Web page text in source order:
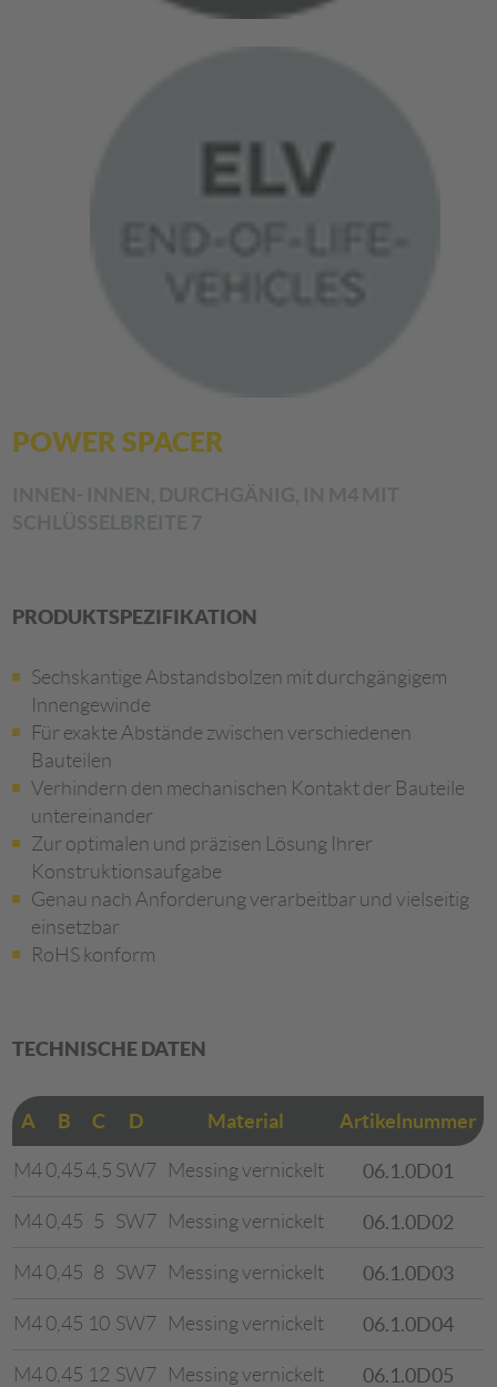
POWER SPACER
PRODUKTSPEZIFIKATION
Sechskantige Abstandsbolzen mit durchgängigem
Innengewinde
Für exakte Abstände zwischen verschiedenen
Bauteilen
Verhindern den mechanischen Kontakt der Bauteile
untereinander
Zur optimalen und präzisen Lösung Ihrer
Konstruktionsaufgabe
Genau nach Anforderung verarbeitbar und vielseitig
einsetzbar
RoHS konform
TECHNISCHE DATEN
A B C D Material Artikel­nummer
M4 0,45 4,5 SW7 Messing vernickelt 06.1.0D01
M4 0,45 5 SW7 Messing vernickelt 06.1.0D02
M4 0,45 8 SW7 Messing vernickelt 06.1.0D03
M4 0,45 10 SW7 Messing vernickelt 06.1.0D04
M4 0,45 12 SW7 Messing vernickelt 06.1.0D05